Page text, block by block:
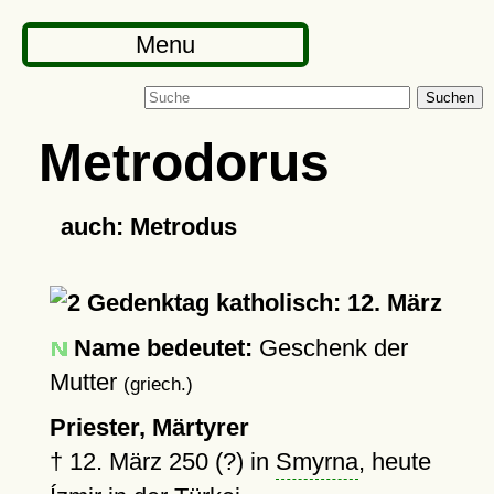
Menu
Suchen
Metrodorus
auch: Metrodus
Gedenktag katholisch: 12. März
Name bedeutet: Geschenk der
Mutter (griech.)
Priester, Märtyrer
† 12. März 250 (?) in Smyrna, heute